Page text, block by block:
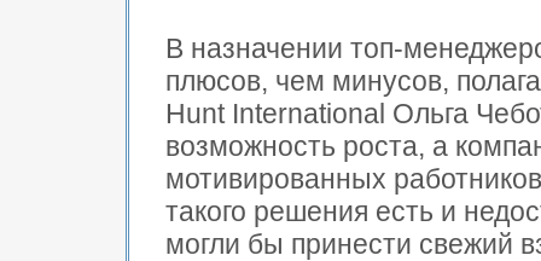
В назначении топ-
плюсов, чем минусов,
Hunt International Ольга
возможность роста, а
мотивированных
такого решения есть и
могли бы принести свежий